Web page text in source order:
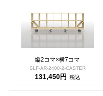
縦2コマ×横7コマ
SLF-AR-2400-2-CASTER
131,450円 税込